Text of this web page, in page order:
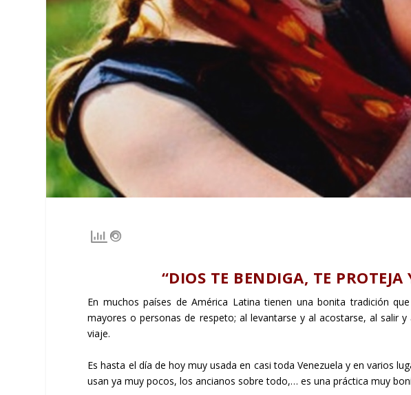
“DIOS TE BENDIGA, TE PROTEJA
En muchos países de América Latina tienen una bonita tradición
mayores o personas de respeto; al levantarse y al acostarse, al salir
viaje.
Es hasta el día de hoy muy usada en casi toda Venezuela y en varios
usan ya muy pocos, los ancianos sobre todo,… es una práctica muy